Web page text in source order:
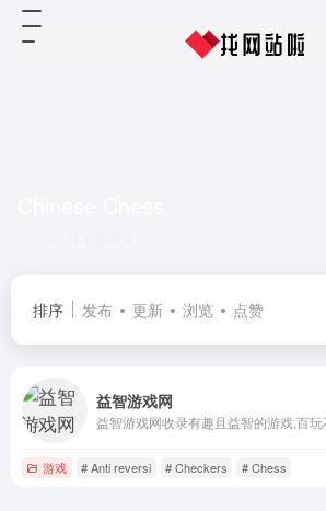
排序 发布 更新 浏览 点赞
益智游戏网
游戏 # Anti reversi # Checkers # Chess